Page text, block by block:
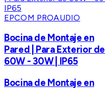
EPCOM PROAUDIO
Bocina de Montaje en
Pared | Para Exterior de
60W - 30W | IP65
Bocina de Montaje en